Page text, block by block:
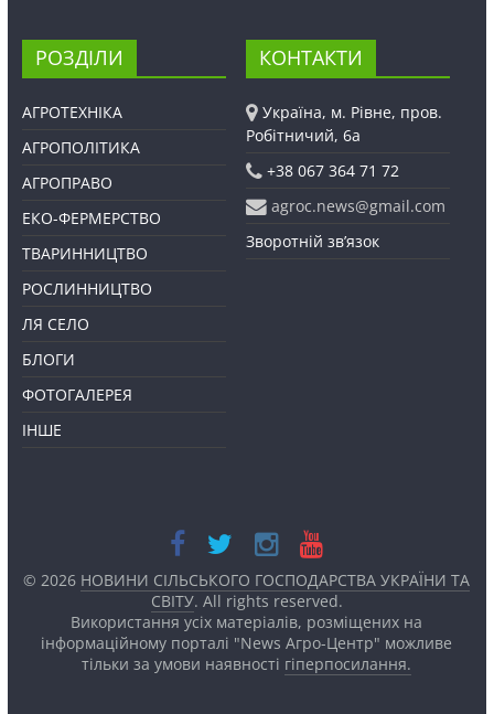
РОЗДІЛИ
АГРОТЕХНІКА
АГРОПОЛІТИКА
АГРОПРАВО
ЕКО-ФЕРМЕРСТВО
ТВАРИННИЦТВО
РОСЛИННИЦТВО
ЛЯ СЕЛО
БЛОГИ
ФОТОГАЛЕРЕЯ
ІНШЕ
КОНТАКТИ
Україна, м. Рівне, пров.
Робітничий, 6а
+38 067 364 71 72
agroc.news@gmail.com
Зворотній зв’язок
© 2026 НОВИНИ СІЛЬСЬКОГО ГОСПОДАРСТВА УКРАЇНИ ТА
СВІТУ. All rights reserved.
Використання усіх матеріалів, розміщених на
інформаційному порталі "News Агро-Центр" можливе
тільки за умови наявності гіперпосилання.